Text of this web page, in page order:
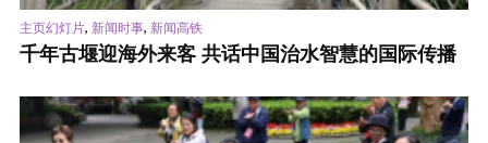
主页幻灯片, 新闻时事, 新闻高铁
千年古堰迎海外来客 共话中国治水智慧的国际传播